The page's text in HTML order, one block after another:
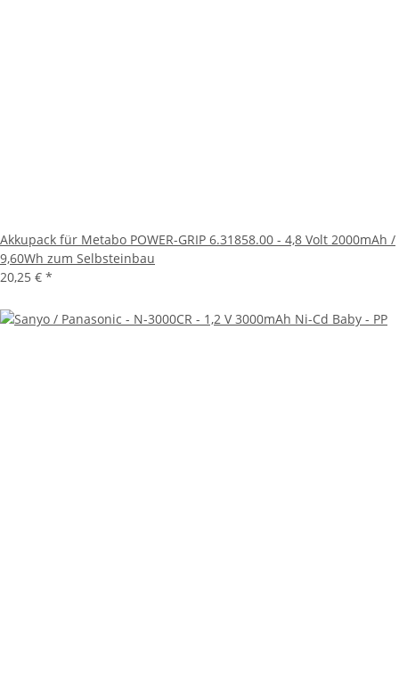
Akkupack für Metabo POWER-GRIP 6.31858.00 - 4,8 Volt 2000mAh /
9,60Wh zum Selbsteinbau
20,25 € *